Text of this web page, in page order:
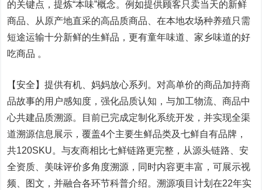
的关键点，提炼“本味”概念。例如提供顾客只卖当天的新鲜
商品、从原产地直采的高品质商品、在本地农场种养殖只需
短途运输十分新鲜的生鲜品，更有童年味道、家乡味道的好
吃商品 。
【安全】提供有机、妈妈放心系列。对高单价的商品加持商
品故事的用户感知度，强化品质认知，与加工物流、商品中
心共建品质溯源。目前已完成定制化系统开发，并实现全渠
道溯源信息展示，覆盖4个主要生鲜品类及七鲜自有品牌，
共120SKU。与友商相比七鲜链路更完整，从源头链路、安
全资质、美味评价多角度溯源，同时内容更丰富，可展示视
频、图文，并融合各环节科普介绍。溯源项目计划在22年实